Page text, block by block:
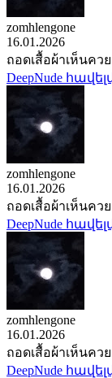
zomhlengone
16.01.2026
ถอดเสื้อผ้าเห็นควย
DeepNude
zomhlengone
16.01.2026
ถอดเสื้อผ้าเห็นควย
DeepNude
zomhlengone
16.01.2026
ถอดเสื้อผ้าเห็นควย
DeepNude